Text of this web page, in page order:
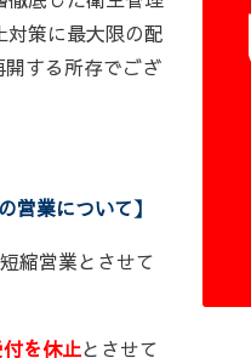
対策に最大限の配
する所存でござ
営業について】
縮営業とさせて
を休止とさせて